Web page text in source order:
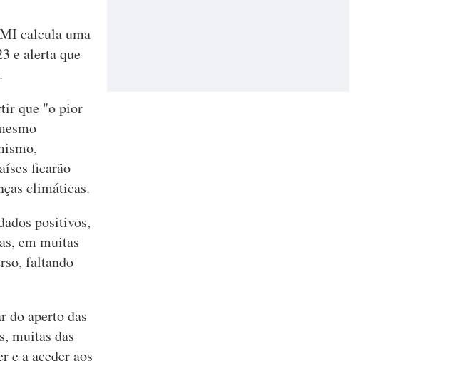
calcula uma
e alerta que
que "o pior
ficarão
climáticas.
positivos,
em muitas
faltando
do aperto das
muitas das
e a aceder aos